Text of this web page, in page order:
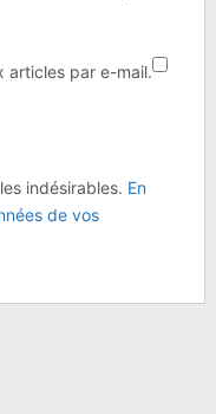
articles par e-mail.
indésirables. En
de vos